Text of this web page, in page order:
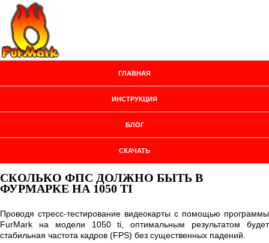
ГЛАВНАЯ
ИНСТРУКЦИЯ
БЛОГ
СКАЧАТЬ
СКОЛЬКО ФПС ДОЛЖНО БЫТЬ В
ФУРМАРКЕ НА 1050 TI
Проводя стресс-тестирование видеокарты с помощью программы
FurMark на модели 1050 ti, оптимальным результатом будет
стабильная частота кадров (FPS) без существенных падений.